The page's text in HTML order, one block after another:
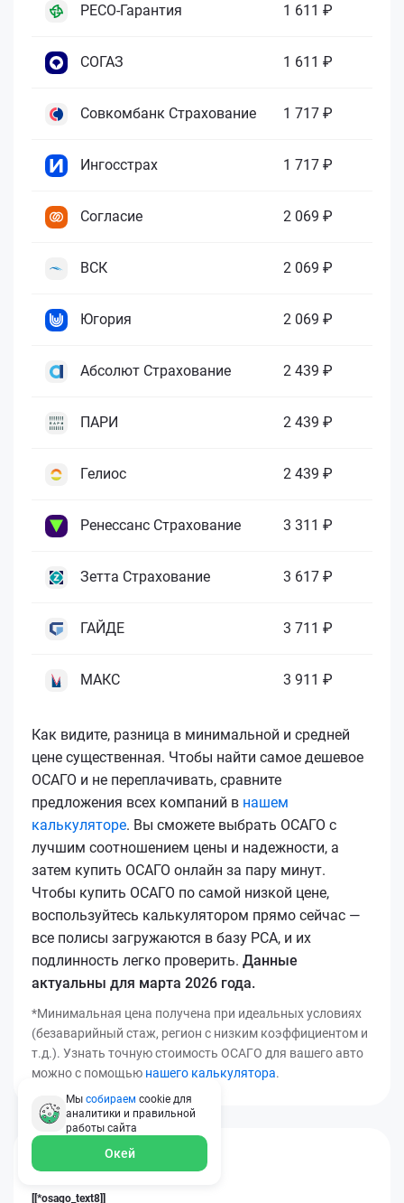
РЕСО-Гарантия 1 611 ₽
СОГАЗ 1 611 ₽
Совкомбанк Страхование 1 717 ₽
Ингосстрах 1 717 ₽
Согласие 2 069 ₽
ВСК 2 069 ₽
Югория 2 069 ₽
Абсолют Страхование 2 439 ₽
ПАРИ 2 439 ₽
Гелиос 2 439 ₽
Ренессанс Страхование 3 311 ₽
Зетта Страхование 3 617 ₽
ГАЙДЕ 3 711 ₽
МАКС 3 911 ₽
Как видите, разница в минимальной и средней
цене существенная. Чтобы найти самое дешевое
ОСАГО и не переплачивать, сравните
предложения всех компаний в нашем
калькуляторе. Вы сможете выбрать ОСАГО с
лучшим соотношением цены и надежности, а
затем купить ОСАГО онлайн за пару минут.
Чтобы купить ОСАГО по самой низкой цене,
воспользуйтесь калькулятором прямо сейчас —
все полисы загружаются в базу РСА, и их
подлинность легко проверить. Данные
актуальны для марта 2026 года.
*Минимальная цена получена при идеальных условиях
(безаварийный стаж, регион с низким коэффициентом и
т.д.). Узнать точную стоимость ОСАГО для вашего авто
можно с помощью нашего калькулятора.
[[*osago_title14]]
[[*osago_text8]]
Мы собираем cookie для
аналитики и правильной
работы сайта
Окей